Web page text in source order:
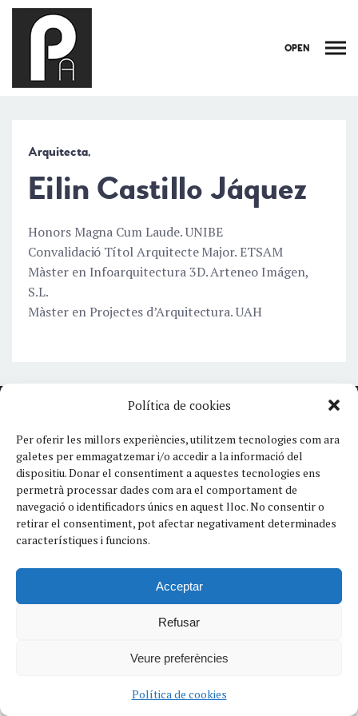
Política de cookies
Per oferir les millors experiències, utilitzem tecnologies com ara
galetes per emmagatzemar i/o accedir a la informació del
dispositiu.Donar el consentiment a aquestes tecnologies ens
permetrà processar dades com ara el comportament de
navegació o identificadors únics en aquest lloc.No consentir o
retirar el consentiment, pot afectar negativament determinades
característiques i funcions.
Acceptar
Refusar
Veure preferències
Política de cookies
OPEN
Arquitecta,
Eilin Castillo Jáquez
Honors Magna Cum Laude. UNIBE
Convalidació Títol Arquitecte Major. ETSAM
Màster en Infoarquitectura 3D. Arteneo Imágen,
S.L.
Màster en Projectes d’Arquitectura. UAH
Copyright © 2023 Palau Arquitectura